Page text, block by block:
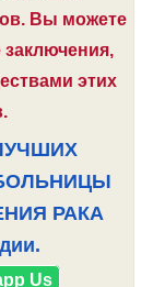
Вы можете
этих
РАКА
Us